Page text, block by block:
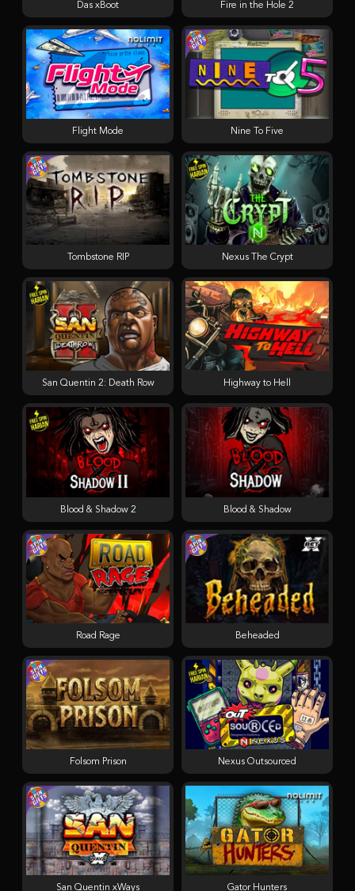
Highway to Hell
San Quentin 2: Death Row
Blood & Shadow
Blood & Shadow 2
Beheaded
Nexus Outsourced
Nexus The Crypt
Gator Hunters
Tombstone RIP
Fire in the Hole 2
Folsom Prison
Das xBoot
Road Rage
Nine To Five
Flight Mode
San Quentin xWays